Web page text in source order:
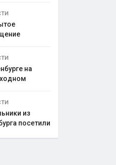
на
из
посетили